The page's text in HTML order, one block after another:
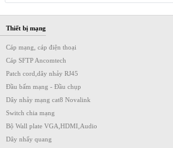
Thiết bị mạng
Cáp mạng, cáp điện thoại
Cáp SFTP Ancomtech
Patch cord,dây nhảy RJ45
Đầu bấm mạng - Đầu chụp
Dây nhảy mạng cat8 Novalink
Switch chia mạng
Bộ Wall plate VGA,HDMI,Audio
Dây nhẩy quang